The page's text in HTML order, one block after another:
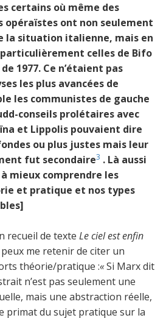
certains où même des
opéraïstes ont non seulement
la situation italienne, mais en
celles de Bifo
1977. Ce n’étaient pas
les plus avancées de
les communistes de gauche
conseils prolétaires avec
et Lippolis pouvaient dire
ou plus justes mais leur
fut secondaire3 . Là aussi
mieux comprendre les
et pratique et nos types
recueil de texte Le ciel est enfin
me retenir de citer un
théorie/pratique :«Si Marx dit
n’est pas seulement une
mais une abstraction réelle,
primat du sujet pratique sur la